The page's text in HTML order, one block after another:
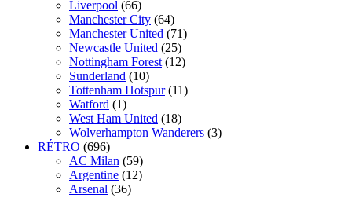
Liverpool (66)
Manchester City (64)
Manchester United (71)
Newcastle United (25)
Nottingham Forest (12)
Sunderland (10)
Tottenham Hotspur (11)
Watford (1)
West Ham United (18)
Wolverhampton Wanderers (3)
RÉTRO (696)
AC Milan (59)
Argentine (12)
Arsenal (36)